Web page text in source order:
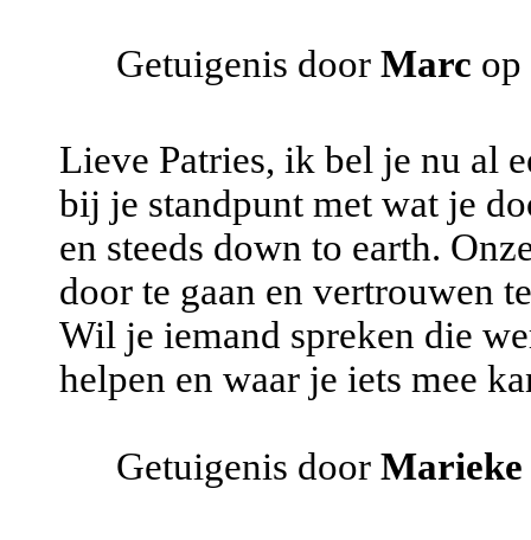
Getuigenis door Marc
Lieve Patries, ik bel je nu al
bij je standpunt met wat je
en steeds down to earth.
door te gaan en vertrouwen
Wil je iemand spreken die
helpen en waar je iets mee
Getuigenis door Marieke